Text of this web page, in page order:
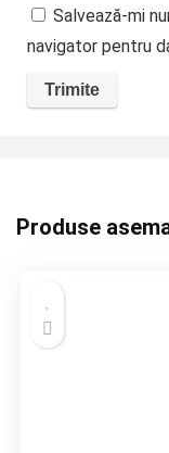
Salvează-mi
navigator pentru
Produse